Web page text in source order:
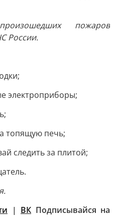
пожаров
России.
электроприборы;
топящую печь;
следить за плитой;
| ВК Подписывайся на